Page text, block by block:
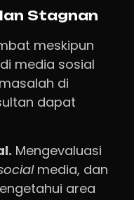
Stagnan
meskipun
media sosial
di
dapat
Mengevaluasi
media, dan
area